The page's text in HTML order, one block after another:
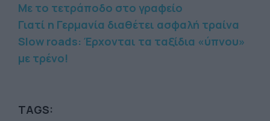
Με το τετράποδο στο γραφείο
Γιατί η Γερμανία διαθέτει ασφαλή τραίνα
Slow roads: Έρχονται τα ταξίδια «ύπνου»
με τρένο!
TAGS: